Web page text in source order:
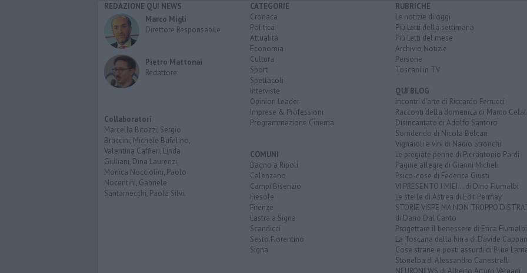
REDAZIONE QUI NEWS
Marco Migli
Direttore Responsabile
Pietro Mattonai
Redattore
Collaboratori
Marcella Bitozzi, Sergio
Braccini, Michele Bufalino,
Valentina Caffieri, Linda
Giuliani, Dina Laurenzi,
Monica Nocciolini, Paolo
Nocentini, Gabriele
Santarnecchi, Paola Silvi.
CATEGORIE
Cronaca
Politica
Attualità
Economia
Cultura
Sport
Spettacoli
Interviste
Opinion Leader
Imprese & Professioni
Programmazione Cinema
COMUNI
Bagno a Ripoli
Calenzano
Campi Bisenzio
Fiesole
Firenze
Lastra a Signa
Scandicci
Sesto Fiorentino
Signa
RUBRICHE
Le notizie di oggi
Più Letti della settimana
Più Letti del mese
Archivio Notizie
Persone
Toscani in TV
QUI BLOG
Incontri d'arte di Riccardo Ferrucci
Racconti della domenica di Marco
Disincantato di Adolfo Santoro
Sorridendo di Nicola Belcari
Vignaioli e vini di Nadio Stronchi
Le pregiate penne di Pierantonio Pardi
Pagine allegre di Gianni Micheli
Psico-cose di Federica Giusti
VI PRESENTO I MIEI... di Dino Fiumalbi
Le stelle di Astrea di Edit Permay
STORIE VISPE MA NON TROPPO
di Dario Dal Canto
Progettare il benessere di Erica Fiumalbi
La Toscana della birra di Davide
Cose strane e posti assurdi di Blue
Storielba di Alessandro Canestrelli
NEURONEWS di Alberto Arturo Vergani